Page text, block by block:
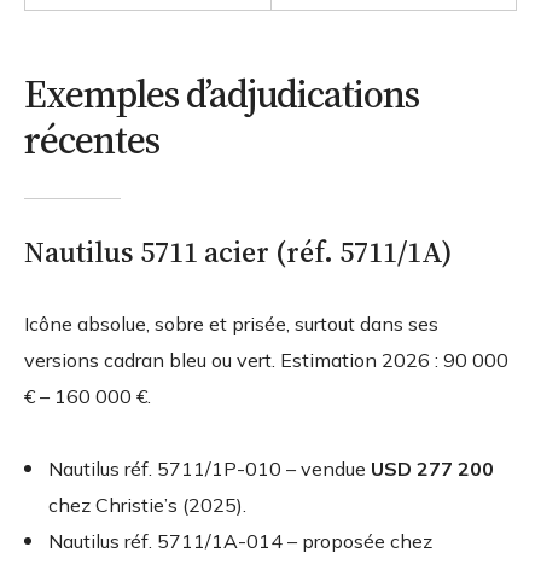
Exemples d’adjudications
récentes
Nautilus 5711 acier (réf. 5711/1A)
Icône absolue, sobre et prisée, surtout dans ses
versions cadran bleu ou vert. Estimation 2026 : 90 000
€ – 160 000 €.
Nautilus réf. 5711/1P-010 – vendue USD 277 200
chez Christie’s (2025).
Nautilus réf. 5711/1A-014 – proposée chez